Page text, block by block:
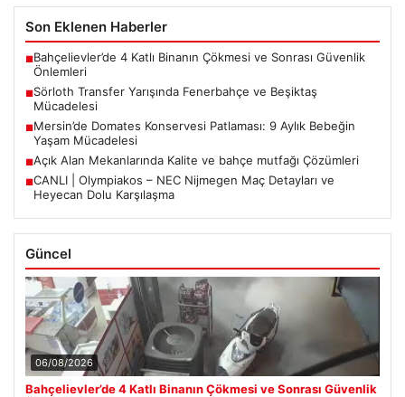
Son Eklenen Haberler
■Bahçelievler’de 4 Katlı Binanın Çökmesi ve Sonrası Güvenlik
Önlemleri
■Sörloth Transfer Yarışında Fenerbahçe ve Beşiktaş
Mücadelesi
■Mersin’de Domates Konservesi Patlaması: 9 Aylık Bebeğin
Yaşam Mücadelesi
■Açık Alan Mekanlarında Kalite ve bahçe mutfağı Çözümleri
■CANLI | Olympiakos – NEC Nijmegen Maç Detayları ve
Heyecan Dolu Karşılaşma
Güncel
06/08/2026
Bahçelievler’de 4 Katlı Binanın Çökmesi ve Sonrası Güvenlik